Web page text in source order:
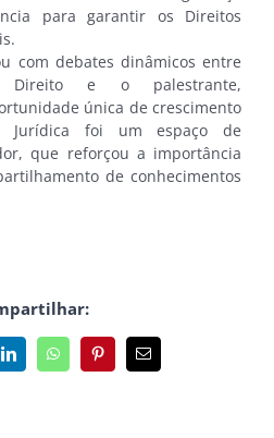
para garantir os Direitos
com debates dinâmicos entre
Direito e o palestrante,
única de crescimento
Jurídica foi um espaço de
que reforçou a importância
de conhecimentos
LinkedInWhatsAppPinterest
E-
mail